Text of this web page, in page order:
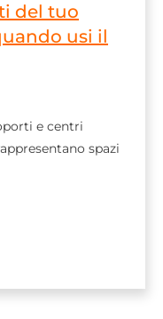
del tuo
usi il
e centri
spazi